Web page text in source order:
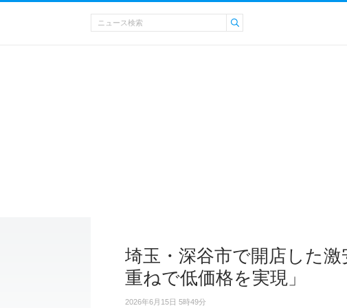
埼玉・深谷市で開店した
重ねで低価格を実現」
2026年6月15日 5時49分